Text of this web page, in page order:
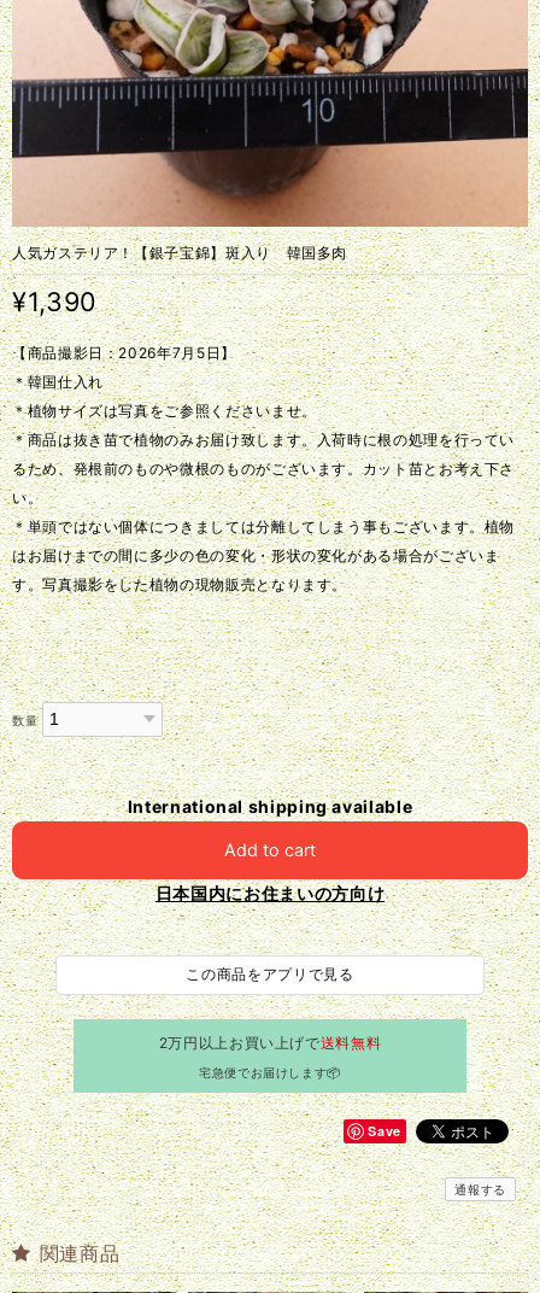
人気ガステリア！【銀子宝錦】斑入り 韓国多肉
¥1,390
【商品撮影日：2026年7月5日】
＊韓国仕入れ
＊植物サイズは写真をご参照くださいませ。
＊商品は抜き苗で植物のみお届け致します。入荷時に根の処理を行ってい
るため、発根前のものや微根のものがございます。カット苗とお考え下さ
い。
＊単頭ではない個体につきましては分離してしまう事もございます。植物
はお届けまでの間に多少の色の変化・形状の変化がある場合がございま
す。写真撮影をした植物の現物販売となります。
数量
International shipping available
Add to cart
日本国内にお住まいの方向け
この商品をアプリで見る
2万円以上お買い上げで送料無料
宅急便でお届けします📦
Save
通報する
関連商品